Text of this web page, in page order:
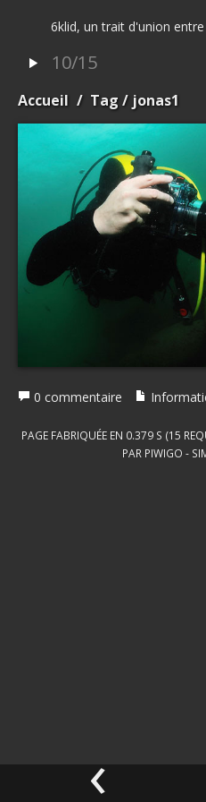
6klid, un trait d'union
10/15
Accueil / Tag / jonas1
‹
0 commentaire
PAGE FABRIQUÉE EN 0.379 S (15
PAR PIWIGO -